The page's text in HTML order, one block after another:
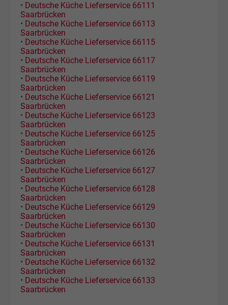
• Deutsche Küche Lieferservice 66111
Saarbrücken
• Deutsche Küche Lieferservice 66113
Saarbrücken
• Deutsche Küche Lieferservice 66115
Saarbrücken
• Deutsche Küche Lieferservice 66117
Saarbrücken
• Deutsche Küche Lieferservice 66119
Saarbrücken
• Deutsche Küche Lieferservice 66121
Saarbrücken
• Deutsche Küche Lieferservice 66123
Saarbrücken
• Deutsche Küche Lieferservice 66125
Saarbrücken
• Deutsche Küche Lieferservice 66126
Saarbrücken
• Deutsche Küche Lieferservice 66127
Saarbrücken
• Deutsche Küche Lieferservice 66128
Saarbrücken
• Deutsche Küche Lieferservice 66129
Saarbrücken
• Deutsche Küche Lieferservice 66130
Saarbrücken
• Deutsche Küche Lieferservice 66131
Saarbrücken
• Deutsche Küche Lieferservice 66132
Saarbrücken
• Deutsche Küche Lieferservice 66133
Saarbrücken